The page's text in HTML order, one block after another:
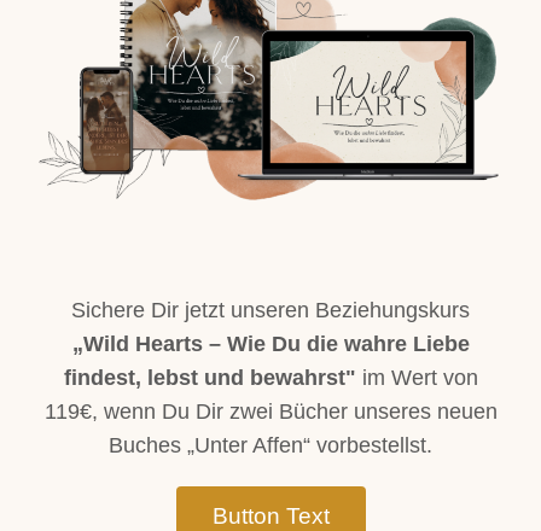
Sichere Dir jetzt unseren Beziehungskurs
„Wild Hearts – Wie Du die wahre Liebe
findest, lebst und bewahrst" im Wert von
119€, wenn Du Dir zwei Bücher unseres neuen
Buches „Unter Affen“ vorbestellst.
Button Text